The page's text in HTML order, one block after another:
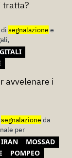
tratta?
segnalazione e
avvelenare i
segnalazione da
per
IRAN
MOSSAD
POMPEO